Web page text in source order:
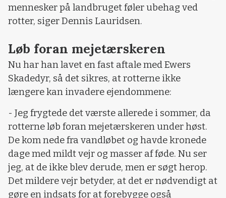
mennesker på landbruget føler ubehag ved
rotter, siger Dennis Lauridsen.
Løb foran mejetærskeren
Nu har han lavet en fast aftale med Ewers
Skadedyr, så det sikres, at rotterne ikke
længere kan invadere ejendommene:
- Jeg frygtede det værste allerede i sommer, da
rotterne løb foran mejetærskeren under høst.
De kom nede fra vandløbet og havde kronede
dage med mildt vejr og masser af føde. Nu ser
jeg, at de ikke blev derude, men er søgt herop.
Det mildere vejr betyder, at det er nødvendigt at
gøre en indsats for at forebygge også